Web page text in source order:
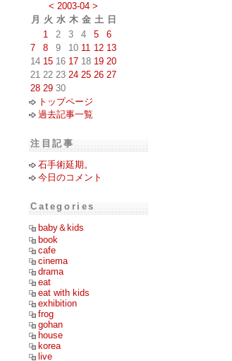
< 2003-04 >
月
火 水 木 金 土 日
1
2 3 4 5
6
7
8 9 10 11 12 13
14 15 16 17 18 19 20
21 22 23 24 25 26 27
28 29 30
トップページ
過去記事一覧
注目記事
石手術延期。
今日のコメント
Categories
baby＆kids
book
cafe
cinema
drama
eat
eat with kids
exhibition
frog
gohan
house
korea
live